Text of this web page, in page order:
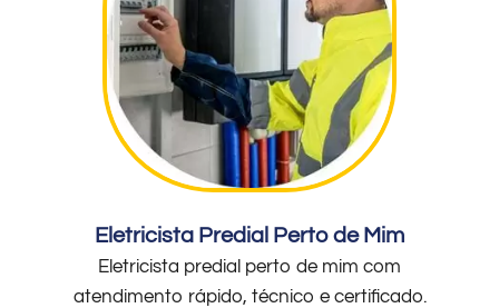
Eletricista Predial Perto de Mim
Eletricista predial perto de mim com
atendimento rápido, técnico e certificado.